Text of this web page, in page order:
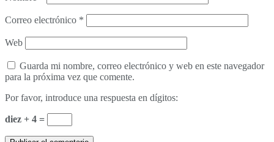
Correo electrónico *
Web
Guarda mi nombre, correo electrónico y web en este navegador
para la próxima vez que comente.
Por favor, introduce una respuesta en dígitos:
diez + 4 =